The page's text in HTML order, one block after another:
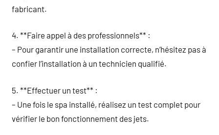
fabricant.
4. **Faire appel à des professionnels** :
– Pour garantir une installation correcte, n’hésitez pas à
confier l’installation à un technicien qualifié.
5. **Effectuer un test** :
– Une fois le spa installé, réalisez un test complet pour
vérifier le bon fonctionnement des jets.